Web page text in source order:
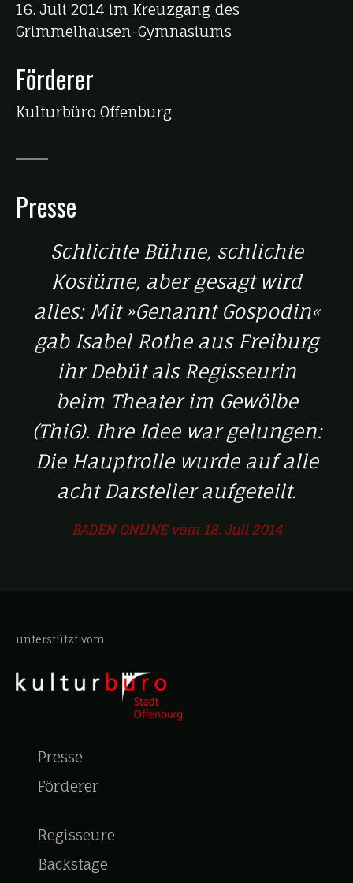
16. Juli 2014 im Kreuzgang des
Grimmelhausen-Gymnasiums
Förderer
Kulturbüro Offenburg
Presse
Schlichte Bühne, schlichte
Kostüme, aber gesagt wird
alles: Mit »Genannt Gospodin«
gab Isabel Rothe aus Freiburg
ihr Debüt als Regisseurin
beim Theater im Gewölbe
(ThiG). Ihre Idee war gelungen:
Die Hauptrolle wurde auf alle
acht Darsteller aufgeteilt.
BADEN ONLINE vom 18. Juli 2014
unterstützt vom
Presse
Förderer
Regisseure
Backstage